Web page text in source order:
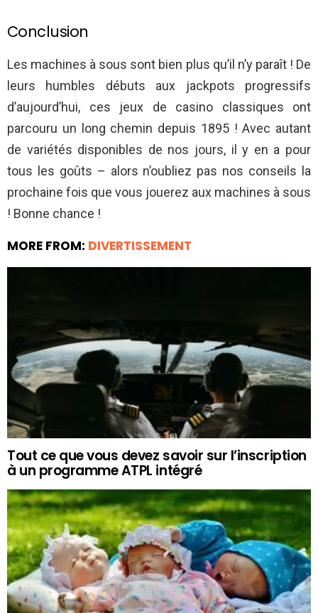
Conclusion
Les machines à sous sont bien plus qu’il n’y paraît ! De
leurs humbles débuts aux jackpots progressifs
d’aujourd’hui, ces jeux de casino classiques ont
parcouru un long chemin depuis 1895 ! Avec autant
de variétés disponibles de nos jours, il y en a pour
tous les goûts – alors n’oubliez pas nos conseils la
prochaine fois que vous jouerez aux machines à sous
! Bonne chance !
MORE FROM: DIVERTISSEMENT
Tout ce que vous devez savoir sur l’inscription
à un programme ATPL intégré